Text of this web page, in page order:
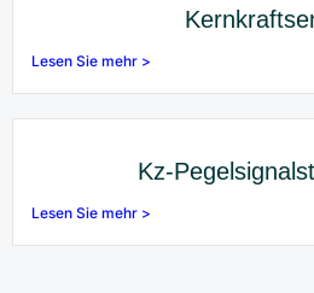
Lesen Sie mehr >
Kz-
Lesen Sie mehr >